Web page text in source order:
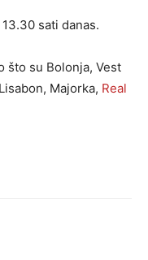
sati danas.
što su Bolonja, Vest
Majorka, Real